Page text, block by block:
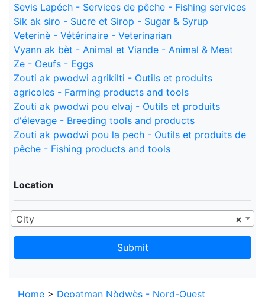
Sevis Lapéch - Services de pêche - Fishing services
Sik ak siro - Sucre et Sirop - Sugar & Syrup
Veterinè - Vétérinaire - Veterinarian
Vyann ak bèt - Animal et Viande - Animal & Meat
Ze - Oeufs - Eggs
Zouti ak pwodwi agrikilti - Outils et produits
agricoles - Farming products and tools
Zouti ak pwodwi pou elvaj - Outils et produits
d'élevage - Breeding tools and products
Zouti ak pwodwi pou la pech - Outils et produits de
pêche - Fishing products and tools
Location
×
City
Submit
Home > Depatman Nòdwès - Nord-Ouest